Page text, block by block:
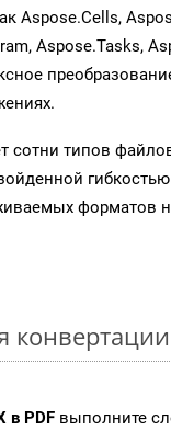
Aspose.Cells,
Aspose.Tasks,
сотни типов
форматов
в PDF выполните